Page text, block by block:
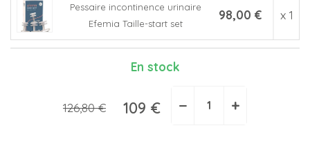
Pessaire incontinence urinaire
Efemia Taille-start set
98,00 € x 1
En stock
126,80 € 109 € − +